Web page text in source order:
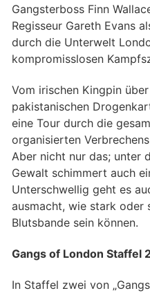
Gangsterboss Finn
Regisseur Gareth Evans
durch die Unterwelt
kompromisslosen
Vom irischen Kingpin
pakistanischen
eine Tour durch die
organisierten
Aber nicht nur das; unter
Gewalt schimmert auch
Unterschwellig geht es
ausmacht, wie stark oder
Blutsbande sein können.
Gangs of London Staffel
In Staffel zwei von